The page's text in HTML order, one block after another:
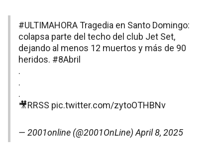
#ULTIMAHORATragedia en Santo Domingo:
colapsa parte del techo del club Jet Set,
dejando al menos 12 muertos y más de 90
heridos. #8Abril
.
.
.
🎥RRSS pic.twitter.com/zytoOTHBNv
— 2001online (@2001OnLine) April 8, 2025